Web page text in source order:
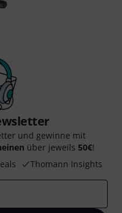
und gewinne mit
über jeweils 50€!
Thomann Insights